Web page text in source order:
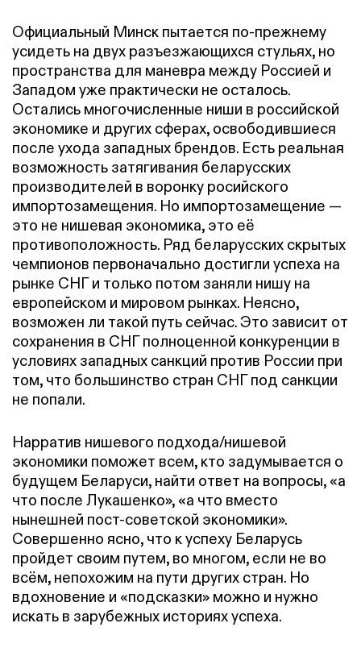
Официальный Минск пытается по-прежнему
усидеть на двух разъезжающихся стульях, но
пространства для маневра между Россией и
Западом уже практически не осталось.
Остались многочисленные ниши в российской
экономике и других сферах, освободившиеся
после ухода западных брендов. Есть реальная
возможность затягивания беларусских
производителей в воронку росийского
импортозамещения. Но импортозамещение —
это не нишевая экономика, это её
противоположность. Ряд беларусских скрытых
чемпионов первоначально достигли успеха на
рынке СНГ и только потом заняли нишу на
европейском и мировом рынках. Неясно,
возможен ли такой путь сейчас. Это зависит от
сохранения в СНГ полноценной конкуренции в
условиях западных санкций против России при
том, что большинство стран СНГ под санкции
не попали.
Нарратив нишевого подхода/нишевой
экономики поможет всем, кто задумывается о
будущем Беларуси, найти ответ на вопросы, «а
что после Лукашенко», «а что вместо
нынешней пост-советской экономики».
Совершенно ясно, что к успеху Беларусь
пройдет своим путем, во многом, если не во
всём, непохожим на пути других стран. Но
вдохновение и «подсказки» можно и нужно
искать в зарубежных историях успеха.